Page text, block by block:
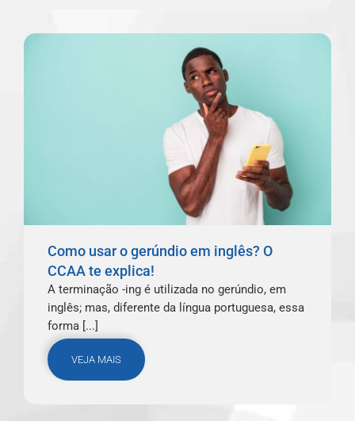
Como usar o gerúndio em inglês? O
CCAA te explica!
A terminação -ing é utilizada no gerúndio, em
inglês; mas, diferente da língua portuguesa, essa
forma [...]
VEJA MAIS